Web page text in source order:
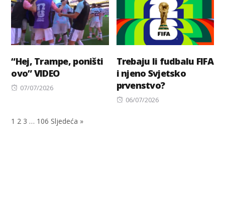
“Hej, Trampe, poništi
ovo” VIDEO
Posted
07/07/2026
Trebaju li fudbalu FIFA
i njeno Svjetsko
prvenstvo?
Posted
06/07/2026
1 2 3 … 106 Sljedeća »